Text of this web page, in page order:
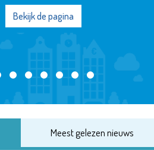
Bekijk de pagina
Meest gelezen nieuws